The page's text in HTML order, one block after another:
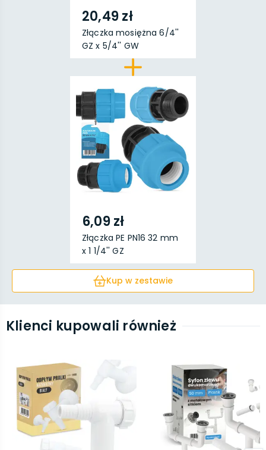
20,49 zł
Złączka mosiężna 6/4''
GZ x 5/4'' GW
6,09 zł
Złączka PE PN16 32 mm
x 1 1/4'' GZ
Kup w zestawie
Klienci kupowali również